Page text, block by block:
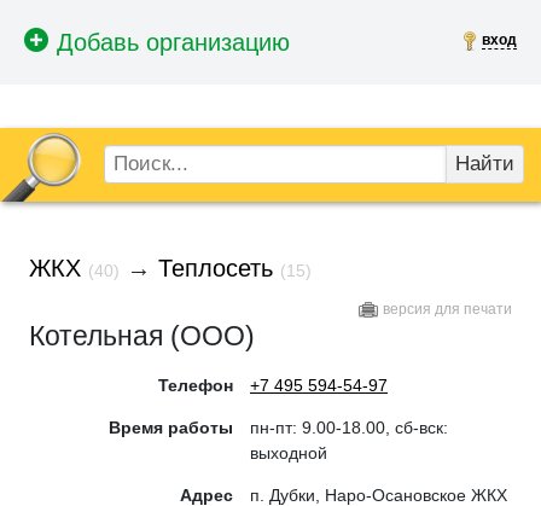
вход
Найти
ЖКХ (40) → Теплосеть (15)
версия для печати
Котельная (ООО)
Телефон +7 495 594-54-97
Время работы
пн-пт: 9.00-18.00, сб-вск:
выходной
Адрес п. Дубки, Наро-Осановское ЖКХ